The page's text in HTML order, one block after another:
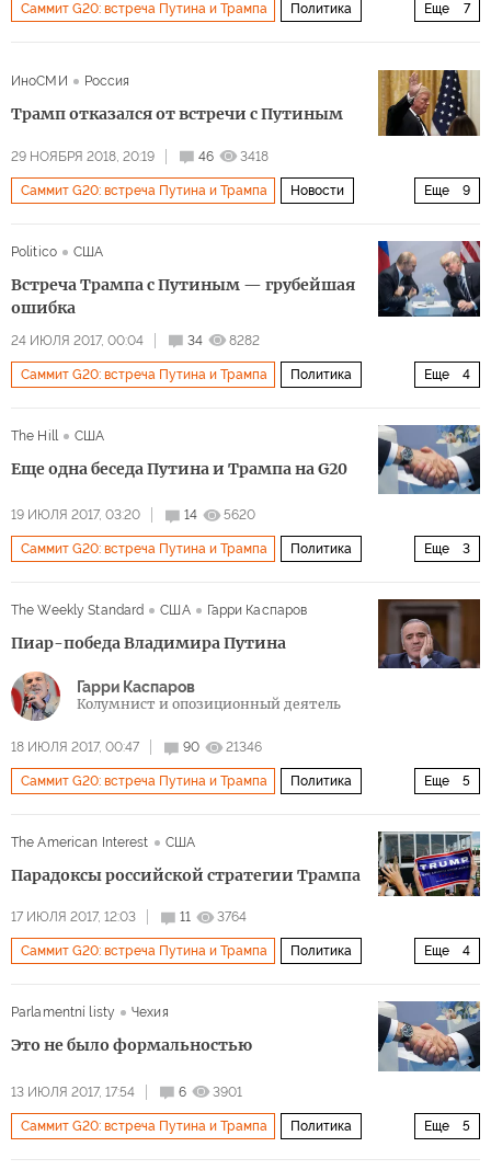
ВМСУ (Военно-морские силы Украины) санкции Еще 7
Саммит G20: встреча Путина и Трампа Политика
Владимир Путин
Саммит G20 в Буэнос-Айресе
ИноСМИ Россия
Трамп отказался от встречи с Путиным
29 НОЯБРЯ 2018, 20:19 46 3418
Еще 9
Саммит G20: встреча Путина и Трампа Новости
Владимир Путин
Politico США
Встреча Трампа с Путиным — грубейшая
ошибка
24 ИЮЛЯ 2017, 00:04 34 8282
Еще 4
Саммит G20: встреча Путина и Трампа Политика
The Hill США
Еще одна беседа Путина и Трампа на G20
19 ИЮЛЯ 2017, 03:20 14 5620
Еще 3
Саммит G20: встреча Путина и Трампа Политика
The Weekly Standard США Гарри Каспаров
Пиар-победа Владимира Путина
Гарри Каспаров
Колумнист и опозиционный деятель
18 ИЮЛЯ 2017, 00:47 90 21346
Еще 5
Саммит G20: встреча Путина и Трампа Политика
The American Interest США
Парадоксы российской стратегии Трампа
17 ИЮЛЯ 2017, 12:03 11 3764
Еще 4
Саммит G20: встреча Путина и Трампа Политика
Parlamentní listy
Чехия
Это не было формальностью
13 ИЮЛЯ 2017, 17:54 6 3901
Еще 5
Саммит G20: встреча Путина и Трампа Политика